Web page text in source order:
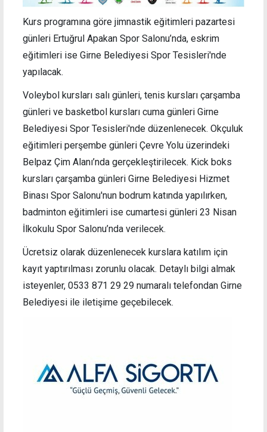
Kurs programına göre jimnastik eğitimleri pazartesi
günleri Ertuğrul Apakan Spor Salonu’nda, eskrim
eğitimleri ise Girne Belediyesi Spor Tesisleri'nde
yapılacak.
Voleybol kursları salı günleri, tenis kursları çarşamba
günleri ve basketbol kursları cuma günleri Girne
Belediyesi Spor Tesisleri'nde düzenlenecek. Okçuluk
eğitimleri perşembe günleri Çevre Yolu üzerindeki
Belpaz Çim Alanı’nda gerçekleştirilecek. Kick boks
kursları çarşamba günleri Girne Belediyesi Hizmet
Binası Spor Salonu'nun bodrum katında yapılırken,
badminton eğitimleri ise cumartesi günleri 23 Nisan
İlkokulu Spor Salonu’nda verilecek.
Ücretsiz olarak düzenlenecek kurslara katılım için
kayıt yaptırılması zorunlu olacak. Detaylı bilgi almak
isteyenler, 0533 871 29 29 numaralı telefondan Girne
Belediyesi ile iletişime geçebilecek.